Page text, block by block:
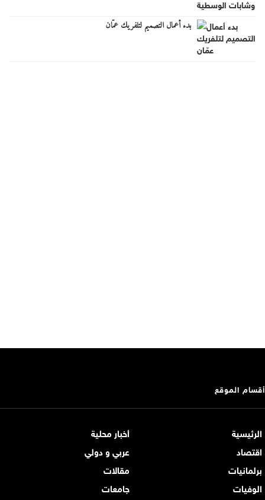
بدء أعمال التصميم لتلفريك عمّان
أقسام الموقع
الرئيسية
أخبار محلية
اقتصاد
عربي و دولي
برلمانيات
مقالات
الوفيات
جامعات